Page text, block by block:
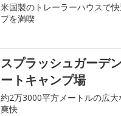
米国製のトレーラーハウスで
プを満喫
スプラッシュガーデ
ートキャンプ場
約2万3000平方メートルの広
爽快